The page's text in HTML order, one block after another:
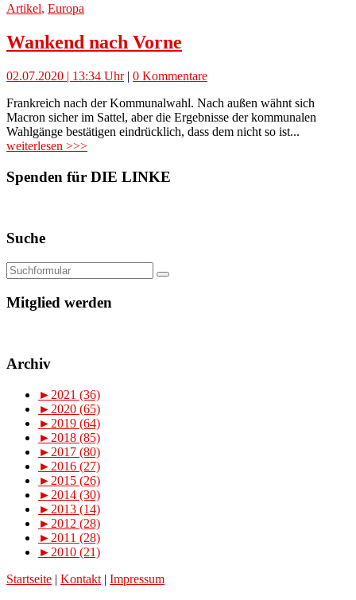
Artikel, Europa
Wankend nach Vorne
02.07.2020 | 13:34 Uhr| 0 Kommentare
Frankreich nach der Kommunalwahl. Nach außen wähnt sich
Macron sicher im Sattel, aber die Ergebnisse der kommunalen
Wahlgänge bestätigen eindrücklich, dass dem nicht so ist...
weiterlesen >>>
Spenden für DIE LINKE
Suche
Mitglied werden
Archiv
► 2021 (36)
► 2020 (65)
► 2019 (64)
► 2018 (85)
► 2017 (80)
► 2016 (27)
► 2015 (26)
► 2014 (30)
► 2013 (14)
► 2012 (28)
► 2011 (28)
► 2010 (21)
Startseite | Kontakt | Impressum